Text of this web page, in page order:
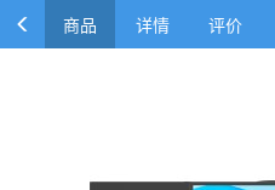
商品 详情 评价